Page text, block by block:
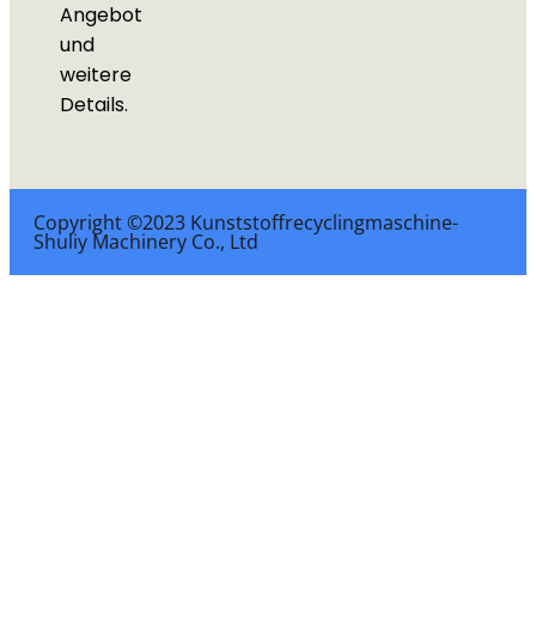
Angebot
und
weitere
Details.
Copyright ©2023 Kunststoffrecyclingmaschine-
Shuliy Machinery Co., Ltd